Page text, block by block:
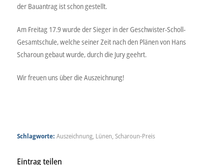
der Bauantrag ist schon gestellt.
Am Freitag 17.9 wurde der Sieger in der Geschwister-Scholl-
Gesamtschule, welche seiner Zeit nach den Plänen von Hans
Scharoun gebaut wurde, durch die Jury geehrt.
Wir freuen uns über die Auszeichnung!
Schlagworte: Auszeichnung, Lünen, Scharoun-Preis
Eintrag teilen